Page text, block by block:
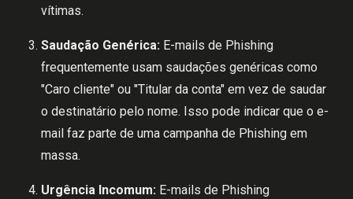
vítimas.
Saudação Genérica: E-mails de Phishing
frequentemente usam saudações genéricas como
"Caro cliente" ou "Titular da conta" em vez de saudar
o destinatário pelo nome. Isso pode indicar que o e-
mail faz parte de uma campanha de Phishing em
massa.
Urgência Incomum: E-mails de Phishing